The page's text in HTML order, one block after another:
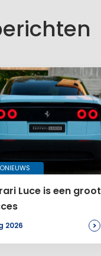
Luce is een groot
2026 >